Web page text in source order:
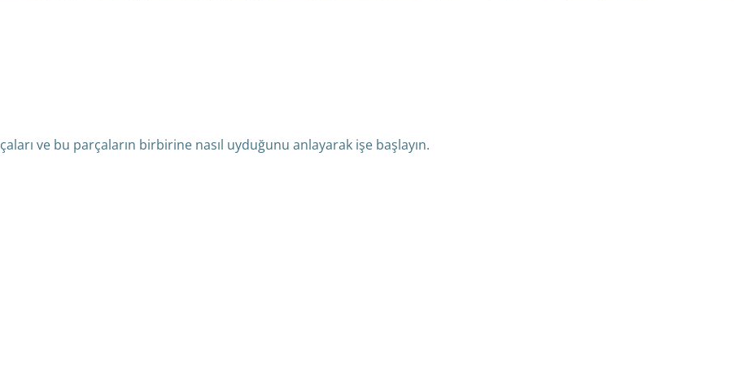
ve bu parçaların birbirine nasıl uyduğunu anlayarak işe başlayın.